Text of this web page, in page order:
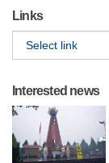
Links
Interested news